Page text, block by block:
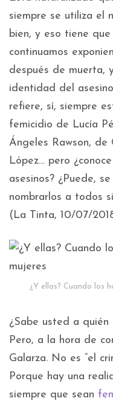
siempre se utiliza el
bien, y eso tiene
continuamos
después de muerta,
identidad del
refiere, sí, siempre
femicidio de Lucía
Ángeles Rawson,
López… pero
asesinos? ¿Puede,
nombrarlos a todos
(La Tinta, 10/07/
¿Y ellas? Cuando los
¿Sabe usted a quién
Pero, a la hora de
Galarza. No es “el
Porque hay una
siempre que sean